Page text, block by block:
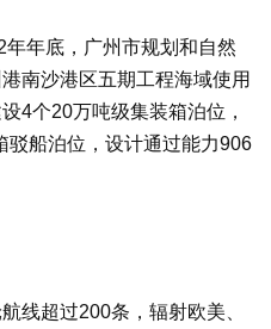
年年底，广州市规划和自然
南沙港区五期工程海域使用
4个20万吨级集装箱泊位，
驳船泊位，设计通过能力906
线超过200条，辐射欧美、